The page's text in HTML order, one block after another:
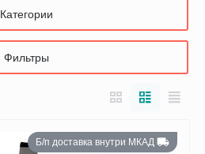
Категории
Фильтры
Б/п доставка внутри МКАД